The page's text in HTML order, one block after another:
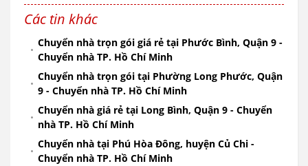
Các tin khác
Chuyển nhà trọn gói giá rẻ tại Phước Bình, Quận 9 -
Chuyển nhà TP. Hồ Chí Minh
Chuyển nhà trọn gói tại Phường Long Phước, Quận
9 - Chuyển nhà TP. Hồ Chí Minh
Chuyển nhà giá rẻ tại Long Bình, Quận 9 - Chuyển
nhà TP. Hồ Chí Minh
Chuyển nhà tại Phú Hòa Đông, huyện Củ Chi -
Chuyển nhà TP. Hồ Chí Minh